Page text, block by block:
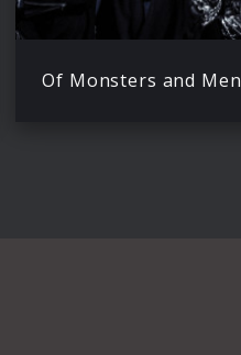
Of Monsters and Men